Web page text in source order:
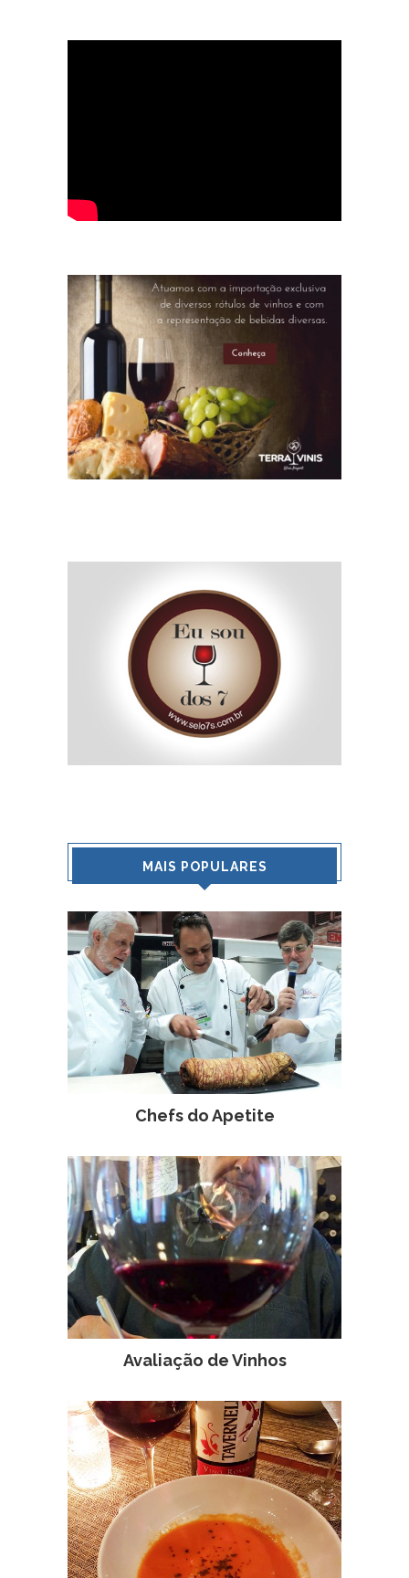
MAIS POPULARES
Chefs do Apetite
Avaliação de Vinhos